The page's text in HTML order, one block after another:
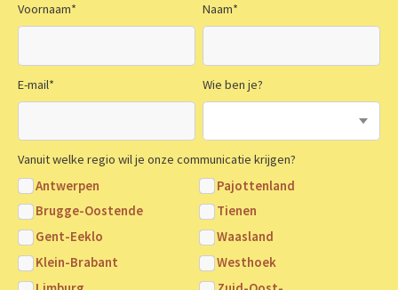
Voornaam* Naam*
E-mail* Wie ben je?
Vanuit welke regio wil je onze communicatie krijgen?
Antwerpen
Pajottenland
Brugge-Oostende
Tienen
Gent-Eeklo
Waasland
Klein-Brabant
Westhoek